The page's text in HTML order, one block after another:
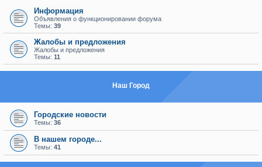
Информация
Объявления о функционировании форума
Темы: 39
Жалобы и предложения
Жалобы и предложения
Темы: 11
Наш Город
Городские новости
Темы: 36
В нашем городе...
Темы: 41